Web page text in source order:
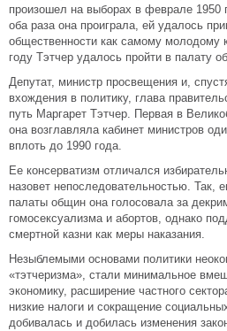
произошел на выборах в феврале 1950
оба раза она проиграла, ей удалось
общественности как самому молодому
году Тэтчер удалось пройти в палату
Депутат, министр просвещения и,
вхождения в политику, глава
путь Маргарет Тэтчер. Первая в
она возглавляла кабинет министров
вплоть до 1990 года.
Ее консерватизм отличался
назовет непоследовательностью. Так,
палаты общин она голосовала за
гомосексуализма и абортов, однако
смертной казни как меры наказания.
Незыблемыми основами политики
«тэтчеризма», стали минимальное
экономику, расширение частного
низкие налоги и сокращение
добивалась и добилась изменения